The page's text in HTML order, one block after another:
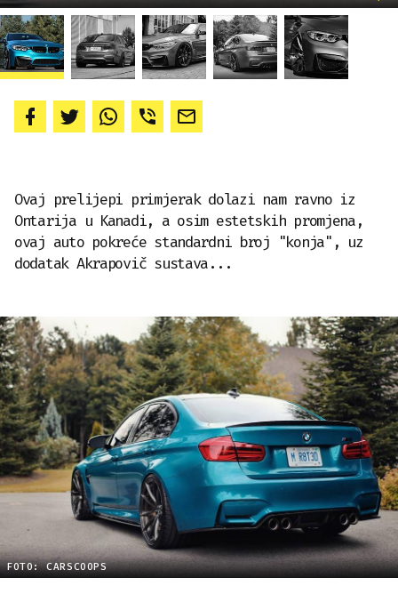
Ovaj prelijepi primjerak dolazi nam ravno iz
Ontarija u Kanadi, a osim estetskih promjena,
ovaj auto pokreće standardni broj "konja", uz
dodatak Akrapovič sustava...
FOTO: CARSCOOPS